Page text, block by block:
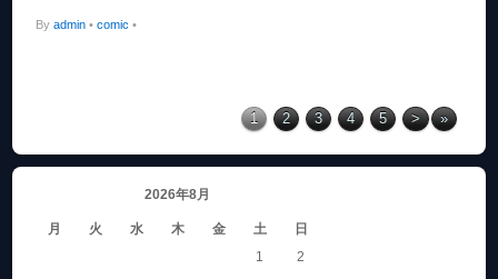
Byadmin • comic •
1 2 3 4 5 > »
2026年8月
月 火 水 木 金 土 日
1 2